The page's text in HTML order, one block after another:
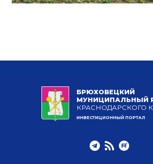
БРЮХОВЕЦКИЙ
МУНИЦИПАЛЬНЫЙ
КРАСНОДАРСКОГО
ИНВЕСТИЦИОННЫЙ ПОРТАЛ